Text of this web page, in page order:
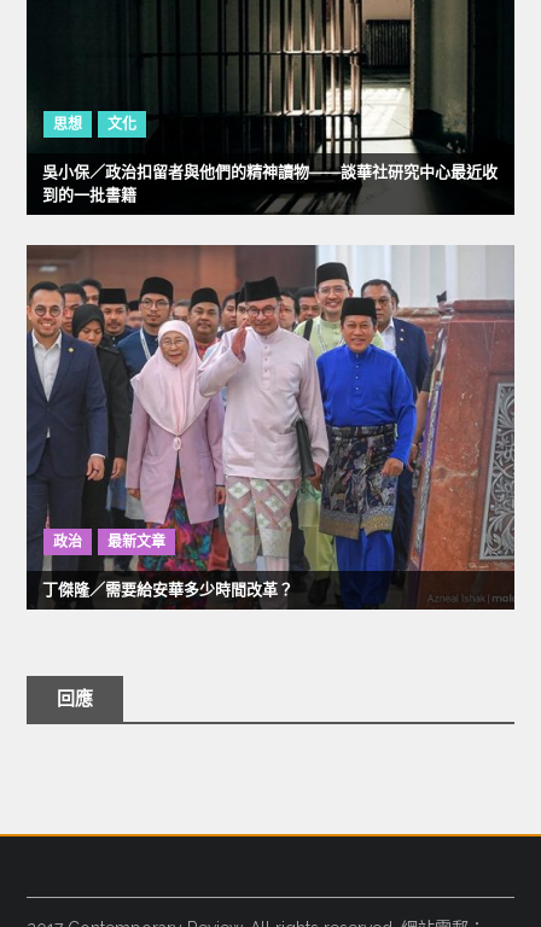
思想 文化
吳小保／政治扣留者與他們的精神讀物——談華社研究中心最近收
到的一批書籍
政治 最新文章
丁傑隆／需要給安華多少時間改革？
回應